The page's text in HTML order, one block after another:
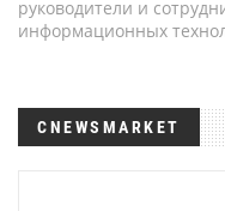
руководители и
информационных
CNEWSMARKET